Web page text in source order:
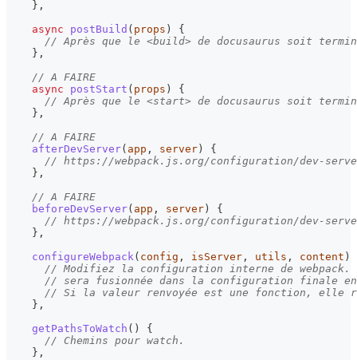
} ,
async
postBuild ( props )
{
// Après que le <build> de docusaurus soit
} ,
// A FAIRE
async
postStart ( props )
{
// Après que le <start> de docusaurus soit
} ,
// A FAIRE
afterDevServer( app , server )
{
// https://webpack.js.org/configuration/dev-
} ,
// A FAIRE
beforeDevServer( app , server )
{
// https://webpack.js.org/configuration/dev-
} ,
configureWebpack( config , isServer , utils , content )
// Modifiez la configuration interne de
// sera fusionnée dans la configuration finale en
// Si la valeur renvoyée est une fonction, elle
} ,
getPathsToWatch ( )
{
// Chemins pour watch.
} ,